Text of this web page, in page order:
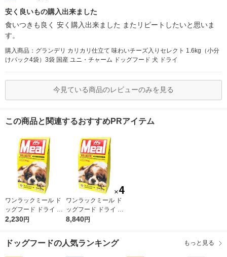
安く良いもの購入出来ました
食いつきも良く 安く購入出来ました またリピートしたいと思いま
す。
購入商品：グランデリ カリカリ仕立て 味わいチーズ入りセレクト 1.6kg（小分
けパック4袋）3袋 国産 ユニ・チャーム ドッグフード 犬 ドライ
今見ている商品のレビューのみを見る
この商品と関連するおすすめPRアイテム
ワンラックミール ド
ッグフード ドライ 成
犬用 総合栄養食 国産
EC限定
2,230円
ワンラックミール ド
ッグフード ドライ 成
犬用 総合栄養食 国産
EC限定
8,840円
ドッグフードの人気ランキング もっと見る